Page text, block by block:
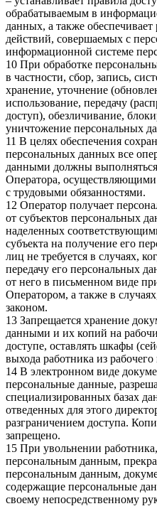
обрабатываемым в
данных, а также
действий, совершаемых с
информационной системе
10 При обработке
в частности, сбор, запись,
хранение, уточнение
использование, передачу
доступ), обезличивание,
уничтожение персональных
11 В целях обеспечения
персональных данных все
данными должны
Оператора, осуществляющими
с трудовыми обязанностями.
12 Оператор получает
от субъектов персональных
наделенных
субъекта на получение его
лиц не требуется в случаях,
передачу его персональных
от него в письменном виде
Оператором, а также в
законом.
13 Запрещается хранение
данными и их копий на
доступе, оставлять шкафы
выхода работника из
14 В электронном виде
персональные данные,
специализированных базах
отведенных для этого
разграничением доступа.
запрещено.
15 При увольнении
персональным данным,
персональным данным,
содержащие персональные
своему непосредственному